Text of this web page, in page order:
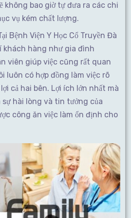
không bao giờ tự đưa ra các chi
vụ kém chất lượng.
Bệnh Viện Y Học Cổ Truyền Đà
khách hàng như gia đình
viên giúp việc cũng rất quan
luôn có hợp đồng làm việc rõ
cả hai bên. Lợi ích lớn nhất mà
hài lòng và tin tưởng của
công ăn việc làm ổn định cho